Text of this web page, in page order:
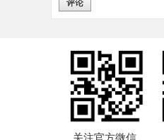
评论
关注官方微信